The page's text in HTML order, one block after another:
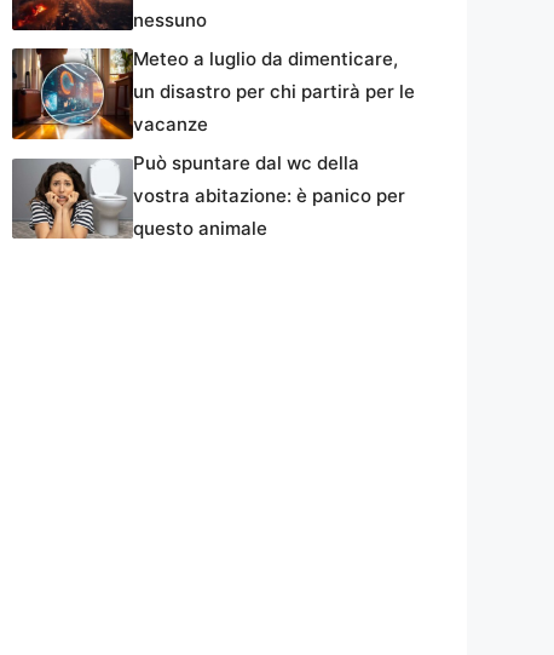
nessuno
Meteo a luglio da dimenticare,
un disastro per chi partirà per le
vacanze
Può spuntare dal wc della
vostra abitazione: è panico per
questo animale